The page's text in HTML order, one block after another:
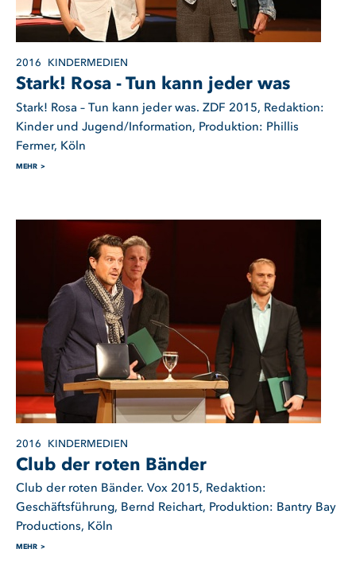
2016 KINDERMEDIEN
Stark! Rosa - Tun kann jeder was
Stark! Rosa – Tun kann jeder was. ZDF 2015, Redaktion:
Kinder und Jugend/Information, Produktion: Phillis
Fermer, Köln
MEHR
2016 KINDERMEDIEN
Club der roten Bänder
Club der roten Bänder. Vox 2015, Redaktion:
Geschäftsführung, Bernd Reichart, Produktion: Bantry Bay
Productions, Köln
MEHR